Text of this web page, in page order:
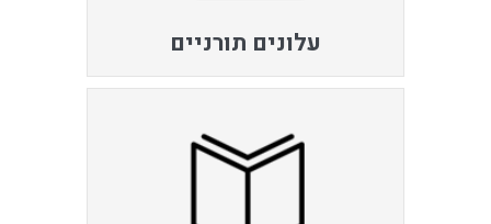
עלונים תורניים